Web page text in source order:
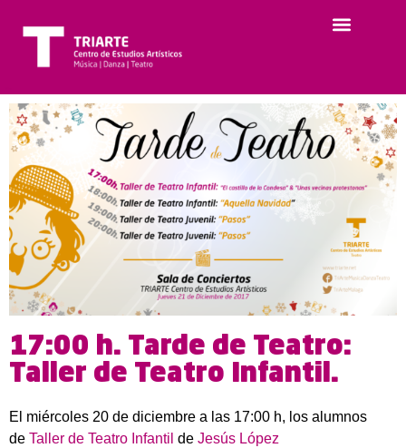
17:00 h. Tarde de Teatro:
Taller de Teatro Infantil.
El miércoles 20 de diciembre a las 17:00 h, los alumnos
de Taller de Teatro Infantil de Jesús López